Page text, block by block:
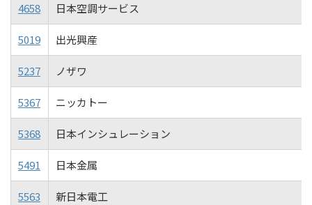
4658 日本空調サービス
5019 出光興産
5237 ノザワ
5367 ニッカトー
5368 日本インシュレーション
5491 日本金属
5563 新日本電工